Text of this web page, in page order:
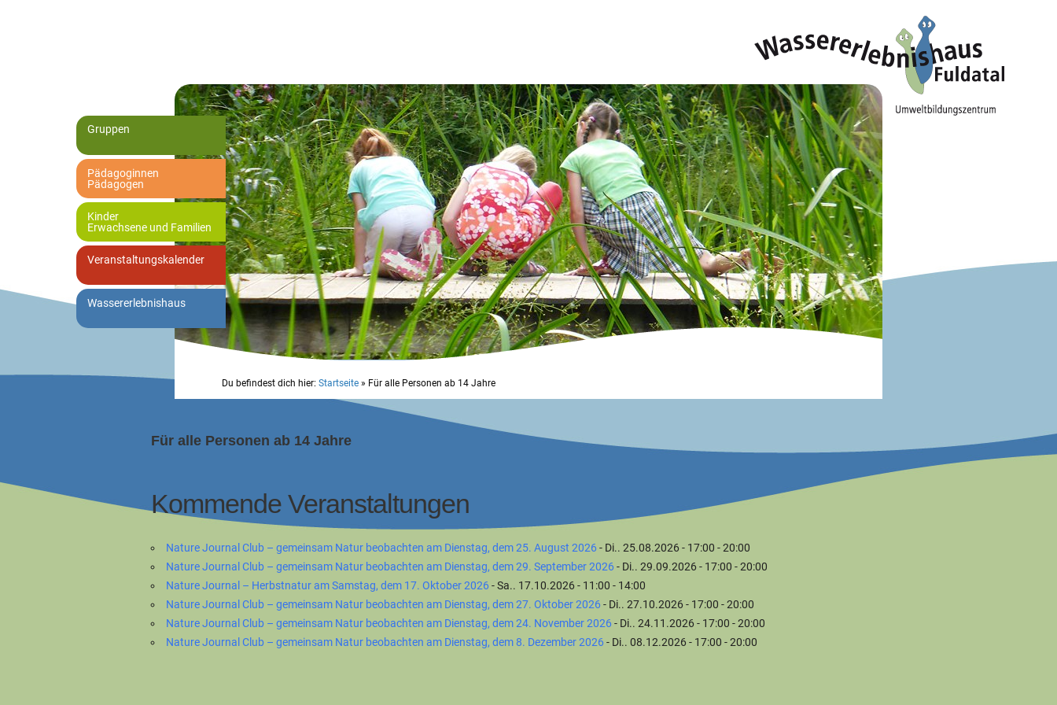
Gruppen
Pädagoginnen
Pädagogen
Kinder
Erwachsene und Familien
Veranstaltungskalender
Wassererlebnishaus
Du befindest dich hier: Startseite » Für alle Personen ab 14 Jahre
Für alle Personen ab 14 Jahre
Kommende Veranstaltungen
Nature Journal Club – gemeinsam Natur beobachten am Dienstag, dem 25. August 2026 - Di.. 25.08.2026 - 17:00 - 20:00
Nature Journal Club – gemeinsam Natur beobachten am Dienstag, dem 29. September 2026 - Di.. 29.09.2026 - 17:00 - 20:00
Nature Journal – Herbstnatur am Samstag, dem 17. Oktober 2026 - Sa.. 17.10.2026 - 11:00 - 14:00
Nature Journal Club – gemeinsam Natur beobachten am Dienstag, dem 27. Oktober 2026 - Di.. 27.10.2026 - 17:00 - 20:00
Nature Journal Club – gemeinsam Natur beobachten am Dienstag, dem 24. November 2026 - Di.. 24.11.2026 - 17:00 - 20:00
Nature Journal Club – gemeinsam Natur beobachten am Dienstag, dem 8. Dezember 2026 - Di.. 08.12.2026 - 17:00 - 20:00